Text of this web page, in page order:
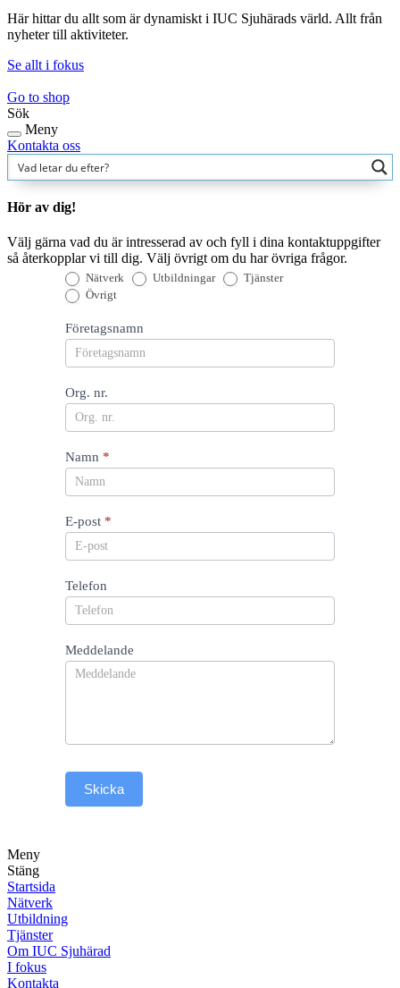
Här hittar du allt som är dynamiskt i IUC Sjuhärads värld. Allt från
nyheter till aktiviteter.
Se allt i fokus
Go to shop
Sök
Meny
Kontakta oss
Hör av dig!
Välj gärna vad du är intresserad av och fyll i dina kontaktuppgifter
så återkopplar vi till dig. Välj övrigt om du har övriga frågor.
Intresseformulär
Nätverk Utbildningar
Tjänster
Övrigt
Företagsnamn
Org. nr.
Namn *
E-post *
Telefon
Meddelande
Skicka
Meny
Stäng
Startsida
Nätverk
Utbildning
Tjänster
Om IUC Sjuhärad
I fokus
Kontakta